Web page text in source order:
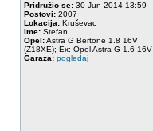
Pridružio se: 30 Jun 2014 13:59
Postovi: 2007
Lokacija: Kruševac
Ime: Stefan
Opel:Astra G Bertone 1.8 16V
(Z18XE); Ex: Opel Astra G 1.6 16V
Garaza: pogledaj